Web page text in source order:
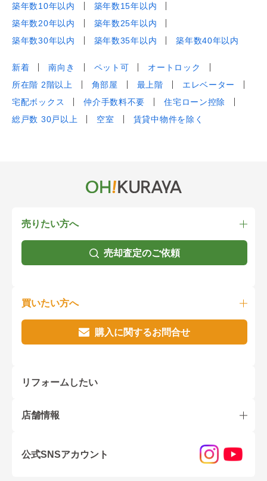
築年数10年以内
築年数15年以内
築年数20年以内
築年数25年以内
築年数30年以内
築年数35年以内 築年数40年以内
新着 南向き ペット可
オートロック
所在階 2階以上
角部屋 最上階
エレベーター
宅配ボックス
仲介手数料不要
住宅ローン控除
総戸数 30戸以上
空室 賃貸中物件を除く
売りたい方へ
売却査定のご依頼
買いたい方へ
購入に関するお問合せ
リフォームしたい
店舗情報
公式SNSアカウント